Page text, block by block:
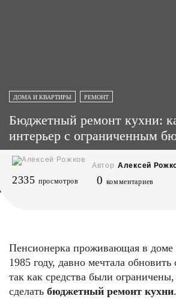
ДОМА И КВАРТИРЫ РЕМОНТ
Бюджетный ремонт кухни:
интерьер с ограниченным
Автор Алексей
2335 просмотров 0 комментариев
Пенсионерка проживающая в доме
1985 году, давно мечтала
так как средства были
сделать бюджетный ремонт кухни